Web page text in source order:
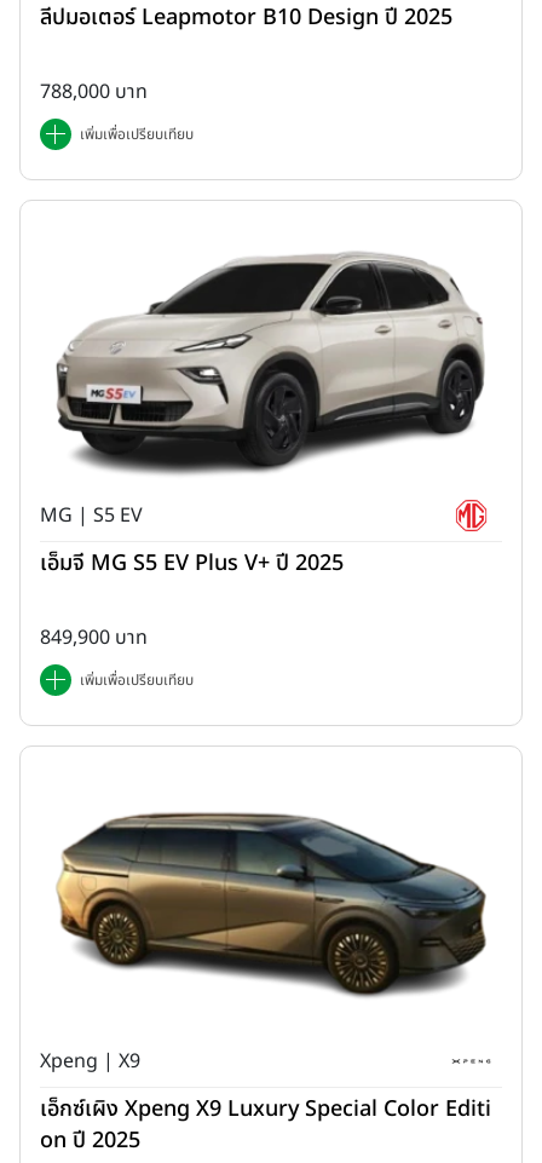
ลีปมอเตอร์ Leapmotor B10 Design ปี 2025
788,000 บาท
เพิ่มเพื่อเปรียบเทียบ
MG | S5 EV
เอ็มจี MG S5 EV Plus V+ ปี 2025
849,900 บาท
เพิ่มเพื่อเปรียบเทียบ
Xpeng | X9
เอ็กซ์เผิง Xpeng X9 Luxury Special Color Editi
on ปี 2025